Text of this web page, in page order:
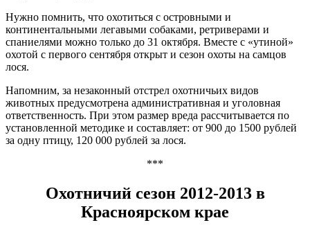
Нужно помнить, что охотиться с островными и
континентальными легавыми собаками, ретриверами и
спаниелями можно только до 31 октября. Вместе с «утиной»
охотой с первого сентября открыт и сезон охоты на самцов
лося.
Напомним, за незаконный отстрел охотничьих видов
животных предусмотрена административная и уголовная
ответственность. При этом размер вреда рассчитывается по
установленной методике и составляет: от 900 до 1500 рублей
за одну птицу, 120 000 рублей за лося.
***
Охотничий сезон 2012-2013 в
Красноярском крае